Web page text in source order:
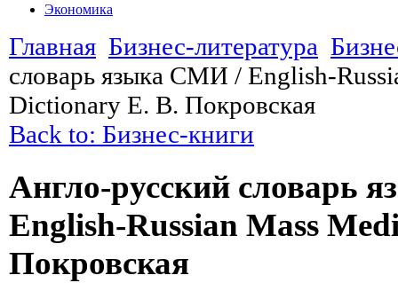
Экономика
Главная Бизнес-литература
словарь языка СМИ / English-
Dictionary Е. В. Покровская
Back to: Бизнес-книги
Англо-русский словарь
English-Russian Mass
Покровская